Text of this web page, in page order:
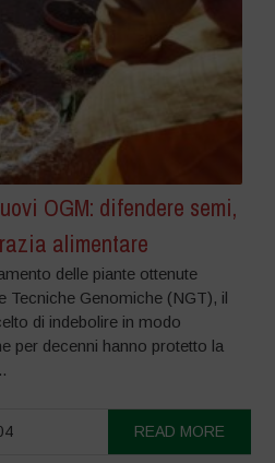
OGM: difendere semi,
alimentare
delle piante ottenute
Tecniche Genomiche (NGT), il
di indebolire in modo
per decenni hanno protetto la
READ MORE